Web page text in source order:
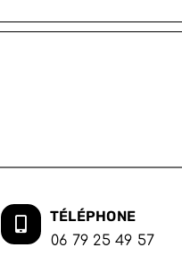
TÉLÉPHONE
06 79 25 49 57